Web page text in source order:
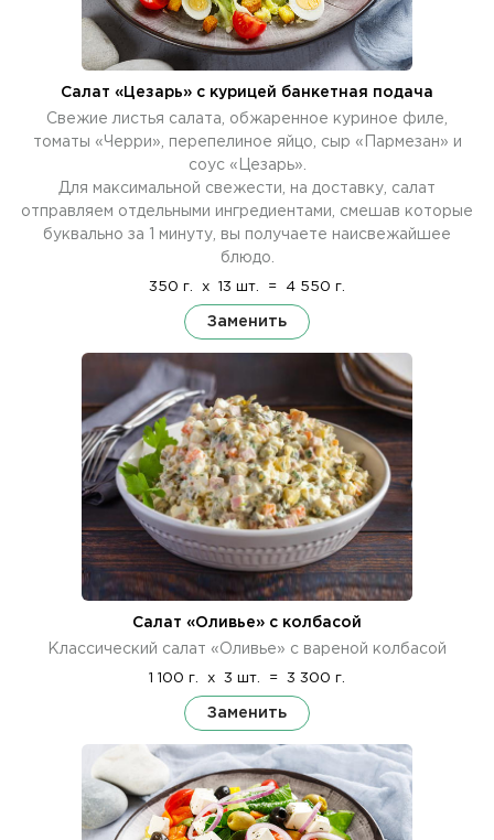
Салат «Цезарь» с курицей банкетная подача
Свежие листья салата, обжаренное куриное филе,
томаты «Черри», перепелиное яйцо, сыр «Пармезан» и
соус «Цезарь».
Для максимальной свежести, на доставку, салат
отправляем отдельными ингредиентами, смешав которые
буквально за 1 минуту, вы получаете наисвежайшее
блюдо.
350 г. x 13 шт. = 4 550 г.
Заменить
Салат «Оливье» с колбасой
Классический салат «Оливье» с вареной колбасой
1 100 г. x 3 шт. = 3 300 г.
Заменить